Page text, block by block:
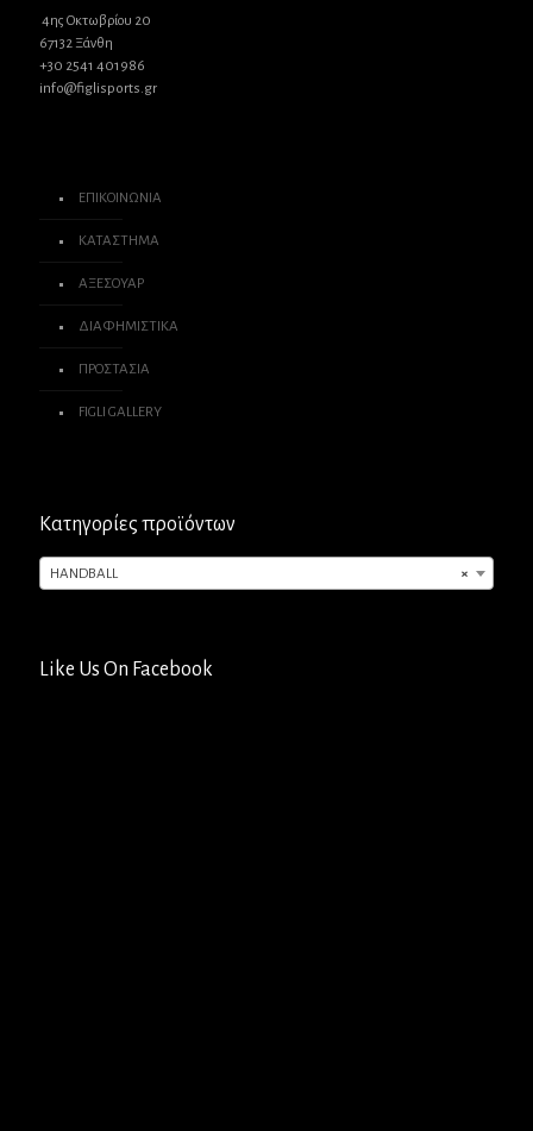
4ης Οκτωβρίου 20
67132 Ξάνθη
+30 2541 401986
info@figlisports.gr
ΕΠΙΚΟΙΝΩΝΙΑ
ΚΑΤΑΣΤΗΜΑ
ΑΞΕΣΟΥΑΡ
ΔΙΑΦΗΜΙΣΤΙΚΑ
ΠΡΟΣΤΑΣΙΑ
FIGLI GALLERY
Κατηγορίες προϊόντων
×
HANDBALL
Like Us On Facebook